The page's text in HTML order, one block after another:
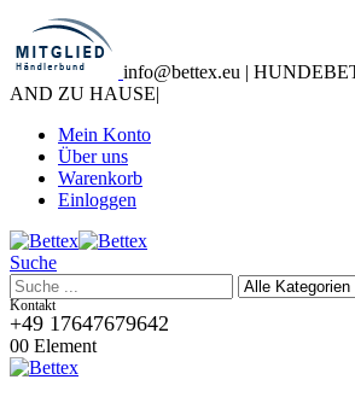
info@bettex.eu |
AND ZU HAUSE|
Mein Konto
Über uns
Warenkorb
Einloggen
Suche
Kontakt
+49 17647679642
00 Element